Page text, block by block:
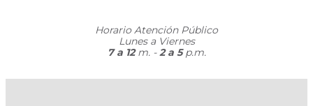
Horario Atención Público
Lunes a Viernes
7 a 12m. -2 a 5p.m.